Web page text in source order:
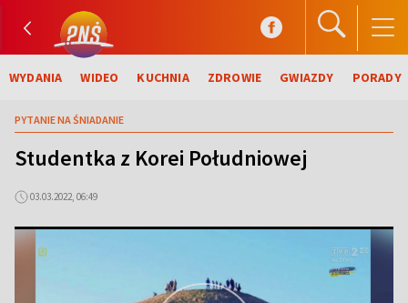
WYDANIA WIDEO KUCHNIA ZDROWIE GWIAZDY PORADY
PYTANIE NA ŚNIADANIE
Studentka z Korei Południowej
03.03.2022, 06:49